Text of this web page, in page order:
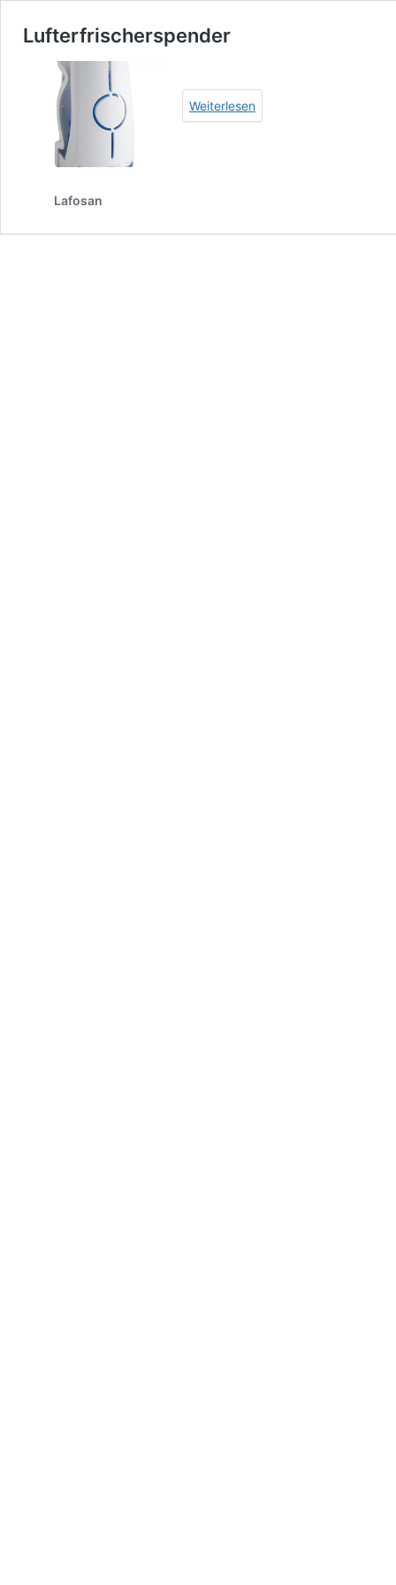
Lufterfrischerspender
Weiterlesen
Lafosan